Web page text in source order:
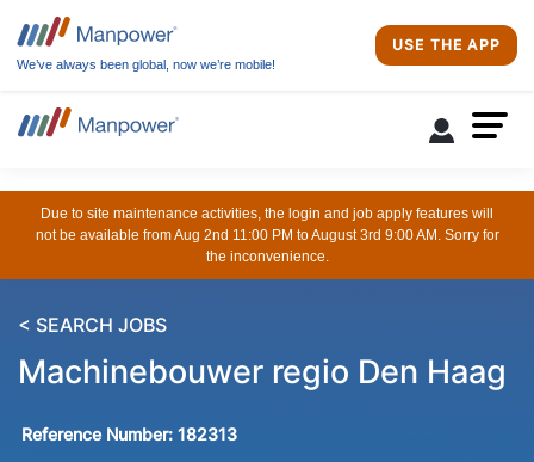
We’ve always been global, now we’re mobile!
USE THE APP
Due to site maintenance activities, the login and job apply features will
not be available from Aug 2nd 11:00 PM to August 3rd 9:00 AM. Sorry for
the inconvenience.
< SEARCH JOBS
Machinebouwer regio Den Haag
Reference Number: 182313